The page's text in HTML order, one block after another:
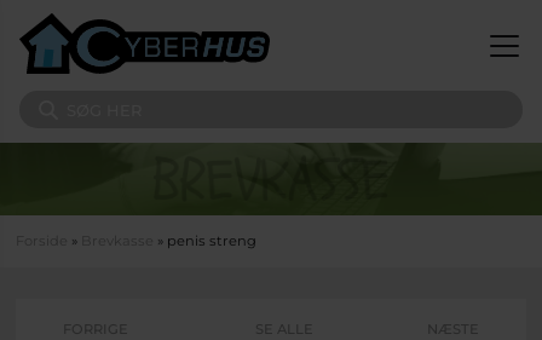
Du er her
» Brevkasse » penis streng
FORRIGE SE ALLE NÆSTE